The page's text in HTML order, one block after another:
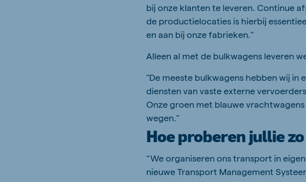
bij onze klanten te leveren. Continue
de productielocaties is hierbij
en aan bij onze fabrieken."
Alleen al met de bulkwagens leveren
"De meeste bulkwagens hebben wij in
diensten van vaste externe
Onze groen met blauwe
wegen.”
Hoe proberen jullie
“We organiseren ons transport in
nieuwe Transport Management